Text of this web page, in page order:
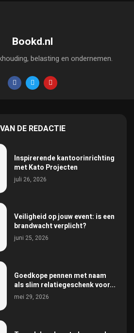
Bookd.nl
belasting en ondernemen.
DE REDACTIE
Inspirerende kantoorinrichting
met Kato Projecten
juli 26, 2026
Veiligheid op jouw event: is een
brandwacht verplicht?
juni 25, 2026
Goedkope pennen met naam
als slim relatiegeschenk voor...
mei 29, 2026